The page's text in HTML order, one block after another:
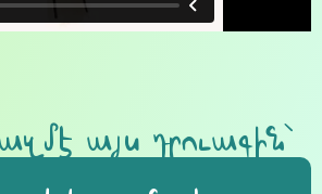
այս դրուագին՝